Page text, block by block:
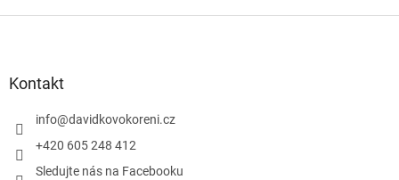
v
Kontakt
info@davidkovokoreni.cz
+420 605 248 412
Sledujte nás na Facebooku